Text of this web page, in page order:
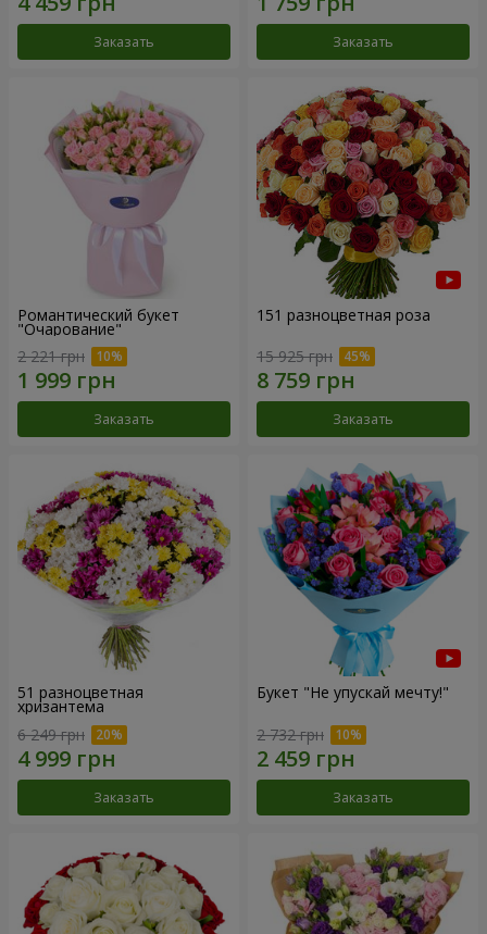
Заказать Заказать
Романтический букет
"Очарование"
2 221 грн
Заказать
151 разноцветная роза
15 925 грн
Заказать
51 разноцветная
хризантема
6 249 грн
Заказать
Букет "Не упускай мечту!"
2 732 грн
Заказать